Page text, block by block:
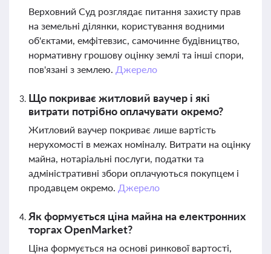
Верховний Суд розглядає питання захисту прав
на земельні ділянки, користування водними
об'єктами, емфітевзис, самочинне будівництво,
нормативну грошову оцінку землі та інші спори,
пов'язані з землею. Джерело
Що покриває житловий ваучер і які
витрати потрібно оплачувати окремо?
Житловий ваучер покриває лише вартість
нерухомості в межах номіналу. Витрати на оцінку
майна, нотаріальні послуги, податки та
адміністративні збори оплачуються покупцем і
продавцем окремо. Джерело
Як формується ціна майна на електронних
торгах OpenMarket?
Ціна формується на основі ринкової вартості,